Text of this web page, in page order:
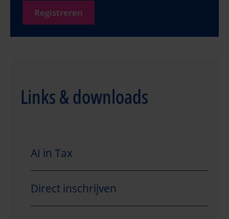
Registreren
Links & downloads
AI in Tax
Direct inschrijven